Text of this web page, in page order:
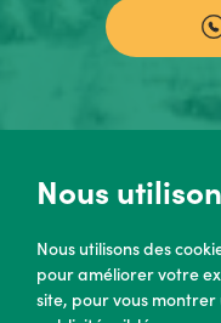
Nous
Nous utilisons des
pour améliorer votre
site, pour vous